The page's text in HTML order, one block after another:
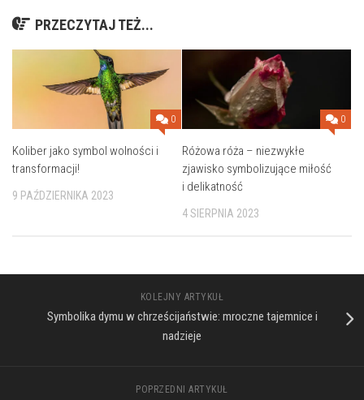
PRZECZYTAJ TEŻ...
0
Koliber jako symbol wolności i
transformacji!
9 PAŹDZIERNIKA 2023
0
Różowa róża – niezwykłe
zjawisko symbolizujące miłość
i delikatność
4 SIERPNIA 2023
KOLEJNY ARTYKUŁ
Symbolika dymu w chrześcijaństwie: mroczne tajemnice i
nadzieje
POPRZEDNI ARTYKUŁ